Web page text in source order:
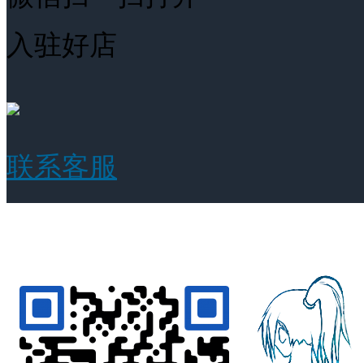
入驻好店
联系客服